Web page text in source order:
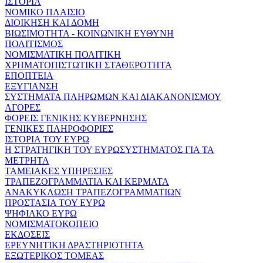
ΝΟΜΙΚΟ ΠΛΑΙΣΙΟ
ΔΙΟΙΚΗΣΗ ΚΑΙ ΔΟΜΗ
ΒΙΩΣΙΜΟΤΗΤΑ - ΚΟΙΝΩΝΙΚΗ ΕΥΘΥΝΗ
ΠΟΛΙΤΙΣΜΟΣ
ΝΟΜΙΣΜΑΤΙΚΗ ΠΟΛΙΤΙΚΗ
ΧΡΗΜΑΤΟΠΙΣΤΩΤΙΚΗ ΣΤΑΘΕΡΟΤΗΤΑ
ΕΠΟΠΤΕΙΑ
ΕΞΥΓΙΑΝΣΗ
ΣΥΣΤΗΜΑΤΑ ΠΛΗΡΩΜΩΝ ΚΑΙ ΔΙΑΚΑΝΟΝΙΣΜΟΥ
ΑΓΟΡΕΣ
ΦΟΡΕΙΣ ΓΕΝΙΚΗΣ ΚΥΒΕΡΝΗΣΗΣ
ΓΕΝΙΚΕΣ ΠΛΗΡΟΦΟΡΙΕΣ
ΙΣΤΟΡΙΑ ΤΟΥ ΕΥΡΩ
Η ΣΤΡΑΤΗΓΙΚΗ ΤΟΥ ΕΥΡΩΣΥΣΤΗΜΑΤΟΣ ΓΙΑ ΤΑ
ΜΕΤΡΗΤΑ
ΤΑΜΕΙΑΚΕΣ ΥΠΗΡΕΣΙΕΣ
ΤΡΑΠΕΖΟΓΡΑΜΜΑΤΙΑ ΚΑΙ ΚΕΡΜΑΤΑ
ΑΝΑΚΥΚΛΩΣΗ ΤΡΑΠΕΖΟΓΡΑΜΜΑΤΙΩΝ
ΠΡΟΣΤΑΣΙΑ ΤΟΥ ΕΥΡΩ
ΨΗΦΙΑΚΟ ΕΥΡΩ
ΝΟΜΙΣΜΑΤΟΚΟΠΕΙΟ
ΕΚΔΟΣΕΙΣ
ΕΡΕΥΝΗΤΙΚΗ ΔΡΑΣΤΗΡΙΟΤΗΤΑ
ΕΞΩΤΕΡΙΚΟΣ ΤΟΜΕΑΣ